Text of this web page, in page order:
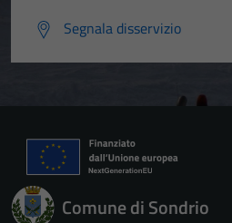
Segnala disservizio
Comune di Sondrio